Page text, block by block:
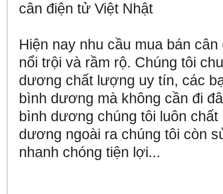
cân điện tử Việt Nhật
Hiện nay nhu cầu mua bán
nổi trội và rầm rộ. Chúng tôi
dương chất lượng uy tín, các
bình dương mà không cần đi
bình dương chúng tôi luôn
dương ngoài ra chúng tôi còn
nhanh chóng tiện lợi...